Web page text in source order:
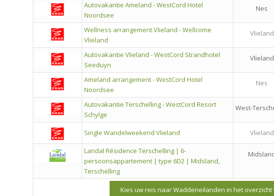
Autovakantie Ameland - WestCord Hotel
Noordsee
Nes
Wellness arrangement Vlieland - Wellcome
Vlieland
Vlieland
Autovakantie Vlieland - WestCord Strandhotel
Seeduyn
Vlieland
Ameland arrangement - WestCord Hotel
Noordsee
Nes
Autovakantie Terschelling - WestCord Resort
Schylge
West-
Single Wandelweekend Vlieland Vlieland
Landal Résidence Terschelling | 6-
persoonsappartement | type 6D2 | Midsland,
Terschelling
Kies uw reis naar Waddeneilanden in het